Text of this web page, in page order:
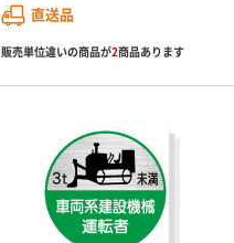
直送品
販売単位違いの商品が2商品あります